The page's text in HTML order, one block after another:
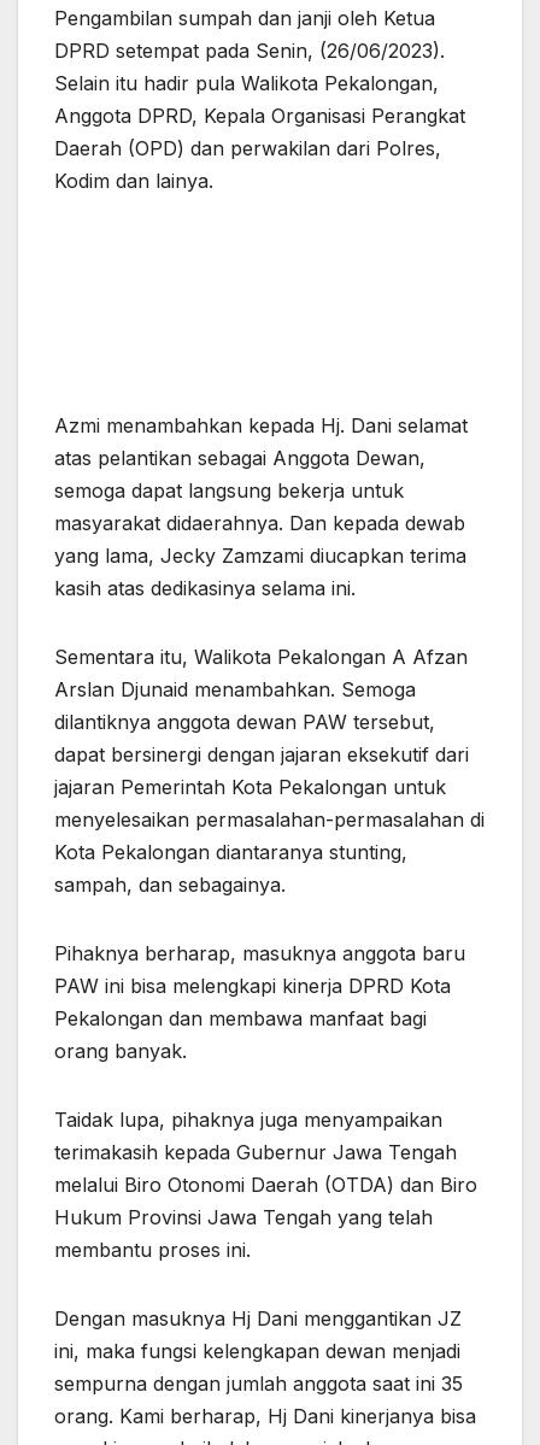
Pengambilan sumpah dan janji oleh Ketua
DPRD setempat pada Senin, (26/06/2023).
Selain itu hadir pula Walikota Pekalongan,
Anggota DPRD, Kepala Organisasi Perangkat
Daerah (OPD) dan perwakilan dari Polres,
Kodim dan lainya.
Azmi menambahkan kepada Hj. Dani selamat
atas pelantikan sebagai Anggota Dewan,
semoga dapat langsung bekerja untuk
masyarakat didaerahnya. Dan kepada dewab
yang lama, Jecky Zamzami diucapkan terima
kasih atas dedikasinya selama ini.
Sementara itu, Walikota Pekalongan A Afzan
Arslan Djunaid menambahkan. Semoga
dilantiknya anggota dewan PAW tersebut,
dapat bersinergi dengan jajaran eksekutif dari
jajaran Pemerintah Kota Pekalongan untuk
menyelesaikan permasalahan-permasalahan di
Kota Pekalongan diantaranya stunting,
sampah, dan sebagainya.
Pihaknya berharap, masuknya anggota baru
PAW ini bisa melengkapi kinerja DPRD Kota
Pekalongan dan membawa manfaat bagi
orang banyak.
Taidak lupa, pihaknya juga menyampaikan
terimakasih kepada Gubernur Jawa Tengah
melalui Biro Otonomi Daerah (OTDA) dan Biro
Hukum Provinsi Jawa Tengah yang telah
membantu proses ini.
Dengan masuknya Hj Dani menggantikan JZ
ini, maka fungsi kelengkapan dewan menjadi
sempurna dengan jumlah anggota saat ini 35
orang. Kami berharap, Hj Dani kinerjanya bisa